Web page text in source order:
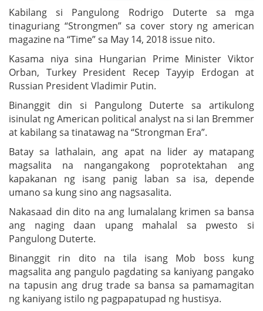
Kabilang si Pangulong Rodrigo Duterte sa mga
tinaguriang “Strongmen” sa cover story ng american
magazine na “Time” sa May 14, 2018 issue nito.
Kasama niya sina Hungarian Prime Minister Viktor
Orban, Turkey President Recep Tayyip Erdogan at
Russian President Vladimir Putin.
Binanggit din si Pangulong Duterte sa artikulong
isinulat ng American political analyst na si Ian Bremmer
at kabilang sa tinatawag na “Strongman Era”.
Batay sa lathalain, ang apat na lider ay matapang
magsalita na nangangakong poprotektahan ang
kapakanan ng isang panig laban sa isa, depende
umano sa kung sino ang nagsasalita.
Nakasaad din dito na ang lumalalang krimen sa bansa
ang naging daan upang mahalal sa pwesto si
Pangulong Duterte.
Binanggit rin dito na tila isang Mob boss kung
magsalita ang pangulo pagdating sa kaniyang pangako
na tapusin ang drug trade sa bansa sa pamamagitan
ng kaniyang istilo ng pagpapatupad ng hustisya.